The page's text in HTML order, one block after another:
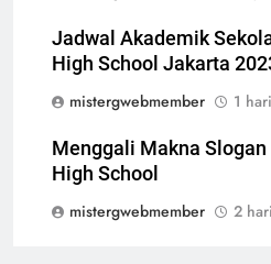
Jadwal Akademik
High School Jakarta
mistergwebmember
1
Menggali Makna
High School
mistergwebmember
2